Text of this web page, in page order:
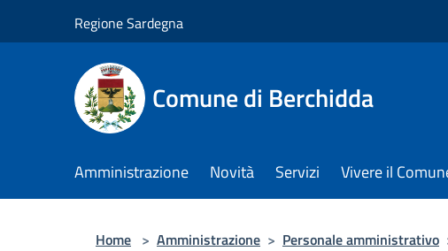
Regione Sardegna
Comune di Berchidda
Amministrazione Novità Servizi Vivere il
Home > Amministrazione > Personale amministrativo